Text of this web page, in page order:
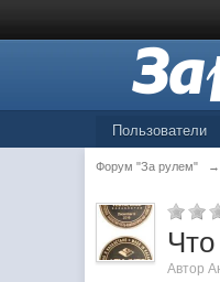
Пользователи
Форум "За рулем" →
Автор